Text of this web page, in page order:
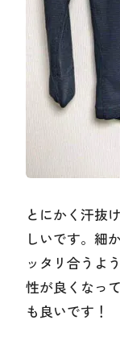
とにかく汗抜
しいです。細
ッタリ合うよ
性が良くなっ
も良いです！